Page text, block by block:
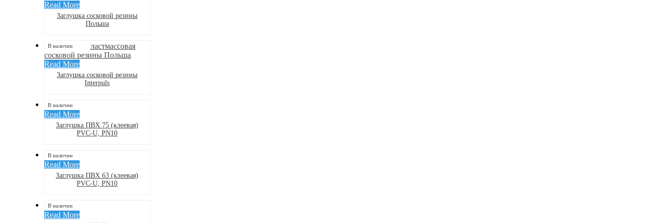
Read More
Заглушка сосковой резины
Польша
В наличии
Read More
Заглушка сосковой резины
Interpuls
В наличии
Read More
Заглушка ПВХ 75 (клеевая)
PVC-U, PN10
В наличии
Read More
Заглушка ПВХ 63 (клеевая)
PVC-U, PN10
В наличии
Read More